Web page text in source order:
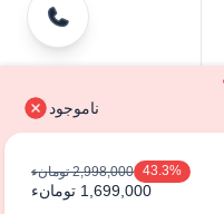
43.3% 2,998,000 تومانء
1,699,000 تومانء
ناموجود